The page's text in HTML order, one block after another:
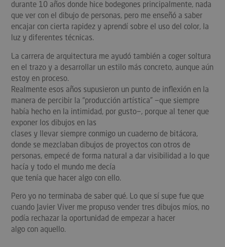
durante 10 años donde hice bodegones principalmente, nada
que ver con el dibujo de personas, pero me enseñó a saber
encajar con cierta rapidez y aprendí sobre el uso del color, la
luz y diferentes técnicas.
La carrera de arquitectura me ayudó también a coger soltura
en el trazo y a desarrollar un estilo más concreto, aunque aún
estoy en proceso.
Realmente esos años supusieron un punto de inflexión en la
manera de percibir la “producción artística” −que siempre
había hecho en la intimidad, por gusto−, porque al tener que
exponer los dibujos en las
clases y llevar siempre conmigo un cuaderno de bitácora,
donde se mezclaban dibujos de proyectos con otros de
personas, empecé de forma natural a dar visibilidad a lo que
hacía y todo el mundo me decía
que tenía que hacer algo con ello.
Pero yo no terminaba de saber qué. Lo que sí supe fue que
cuando Javier Viver me propuso vender tres dibujos míos, no
podía rechazar la oportunidad de empezar a hacer
algo con aquello.